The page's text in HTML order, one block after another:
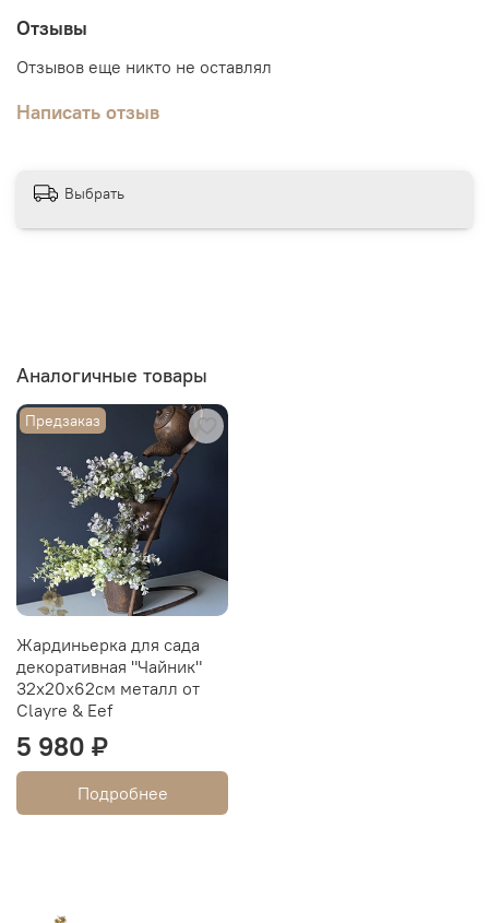
Отзывы
Отзывов еще никто не оставлял
Написать отзыв
Выбрать
Аналогичные товары
Предзаказ
Жардиньерка для сада
декоративная "Чайник"
32x20x62см металл от
Clayre & Eef
5 980 ₽
Подробнее